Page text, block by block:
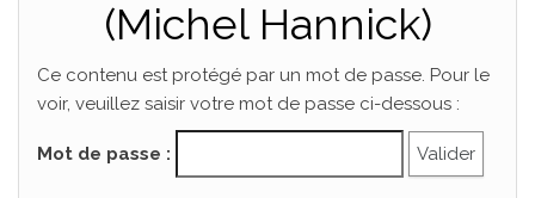
(Michel Hannick)
Ce contenu est protégé par un mot de passe. Pour le
voir, veuillez saisir votre mot de passe ci-dessous :
Mot de passe :